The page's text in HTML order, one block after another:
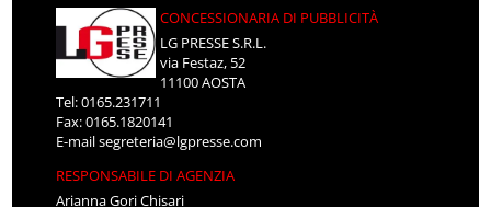
CONCESSIONARIA DI PUBBLICITÀ
LG PRESSE S.R.L.
via Festaz, 52
11100 AOSTA
Tel: 0165.231711
Fax: 0165.1820141
E-mailsegreteria@lgpresse.com
RESPONSABILE DI AGENZIA
Arianna Gori Chisari